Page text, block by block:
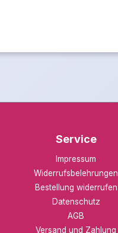
Service
Impressum
Widerrufsbelehrungen
Bestellung widerrufen
Datenschutz
AGB
Versand und Zahlung